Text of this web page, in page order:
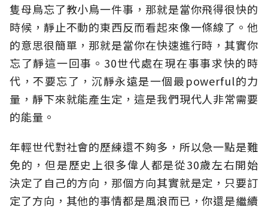
隻母鳥忘了教小鳥一件事，那就是當你飛得很快的
時候，靜止不動的東西反而看起來像一條線了。他
的意思很簡單，那就是當你在快速進行時，其實你
忘了靜這一回事。30世代處在現在事事求快的時
代，不要忘了，沉靜永遠是一個最powerful的力
量，靜下來就能產生定，這是我們現代人非常需要
的能量。
年輕世代對社會的歷練還不夠多，所以急一點是難
免的，但是歷史上很多偉人都是從30歲左右開始
決定了自己的方向，那個方向其實就是定，只要訂
定了方向，其他的事情都是風浪而已，你還是繼續